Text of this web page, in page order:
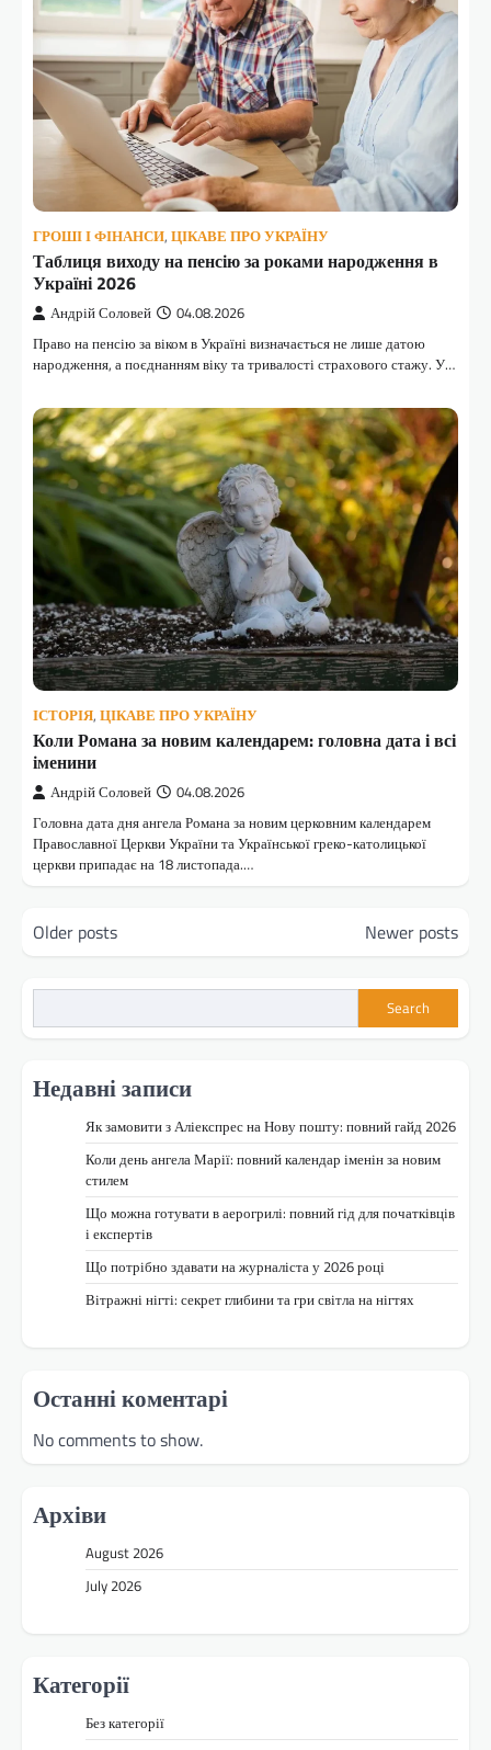
ГРОШІ І ФІНАНСИ, ЦІКАВЕ ПРО УКРАЇНУ
Таблиця виходу на пенсію за роками народження в
Україні 2026
Андрій Соловей 04.08.2026
Право на пенсію за віком в Україні визначається не лише датою
народження, а поєднанням віку та тривалості страхового стажу. У…
ІСТОРІЯ, ЦІКАВЕ ПРО УКРАЇНУ
Коли Романа за новим календарем: головна дата і всі
іменини
Андрій Соловей 04.08.2026
Головна дата дня ангела Романа за новим церковним календарем
Православної Церкви України та Української греко-католицької
церкви припадає на 18 листопада.…
Posts
navigation
Older posts Newer posts
Search
Недавні записи
Як замовити з Аліекспрес на Нову пошту: повний гайд 2026
Коли день ангела Марії: повний календар іменін за новим
стилем
Що можна готувати в аерогрилі: повний гід для початківців
і експертів
Що потрібно здавати на журналіста у 2026 році
Вітражні нігті: секрет глибини та гри світла на нігтях
Останні коментарі
No comments to show.
Архіви
August 2026
July 2026
Категорії
Без категорії